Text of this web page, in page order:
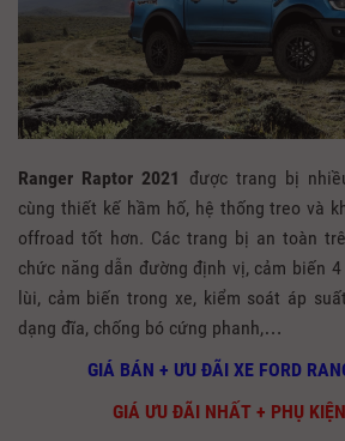
Ranger Raptor 2021 được trang bị
cùng thiết kế hầm hố, hệ thống treo và
offroad tốt hơn. Các trang bị an toàn
chức năng dẫn đường định vị, cảm biến
lùi, cảm biến trong xe, kiểm soát áp
dạng đĩa, chống bó cứng phanh,…
GIÁ BÁN + ƯU ĐÃI XE FORD
GIÁ ƯU ĐÃI NHẤT + PHỤ